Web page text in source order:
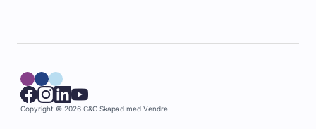
Copyright © 2026 C&C Skapad med Vendre